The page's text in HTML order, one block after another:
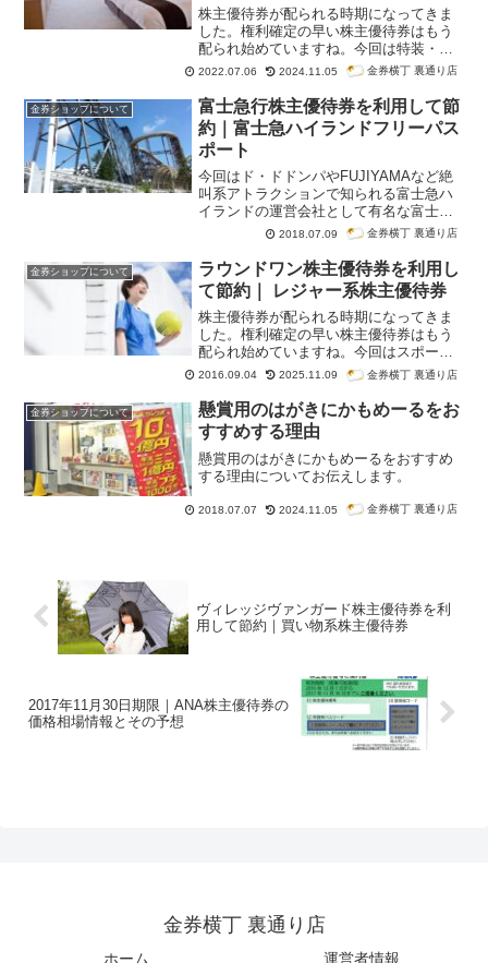
株主優待券が配られる時期になってきま
した。権利確定の早い株主優待券はもう
配られ始めていますね。今回は特装・ハ
ニカム・航空機機装品などの「製造部
門」と、広大な社有地を活かした「不動
産部門」で有名な昭和飛行機工業の株主
優待券を紹介します。
2022.07.06 2024.11.05 金券横丁 裏通り店
金券ショップについて
富士急行株主優待券を利用して節
約｜富士急ハイランドフリーパス
ポート
今回はド・ドドンパやFUJIYAMAなど絶
叫系アトラクションで知られる富士急ハ
イランドの運営会社として有名な富士急
行の株主優待券を紹介します。株主優待
パス引換券優待内容 次のいずれかでご利
用できます。遊園地フリーパス富士急ハ
イランド・ぐりんぱさがみ湖リゾートプ
レジャーフォレストスキー場1日券スノー
タウンYetiあだたら高原スキー場
2018.07.09 金券横丁 裏通り店
金券ショップについて
ラウンドワン株主優待券を利用し
て節約｜ レジャー系株主優待券
株主優待券が配られる時期になってきま
した。権利確定の早い株主優待券はもう
配られ始めていますね。今回はスポーツ
からリラクゼーションまで。複合エンタ
ーテインメント空間として有名なラウン
ドワンの株主優待券を紹介します。
2016.09.04 2025.11.09 金券横丁 裏通り店
金券ショップについて
懸賞用のはがきにかもめーるをお
すすめする理由
懸賞用のはがきにかもめーるをおすすめ
する理由についてお伝えします。
2018.07.07 2024.11.05 金券横丁 裏通り店
ヴィレッジヴァンガード株主優待券を利
用して節約｜買い物系株主優待券
2017年11月30日期限｜ANA株主優待券の
価格相場情報とその予想
金券横丁 裏通り店
ホーム 運営者情報